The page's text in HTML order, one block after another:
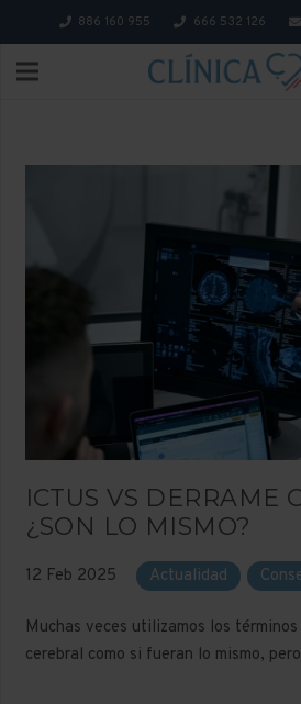
886 160 955 666 532 126
ICTUS VS DERRAME
¿SON LO MISMO?
12 Feb 2025 Actualidad
Muchas veces utilizamos los
cerebral como si fueran lo mismo,